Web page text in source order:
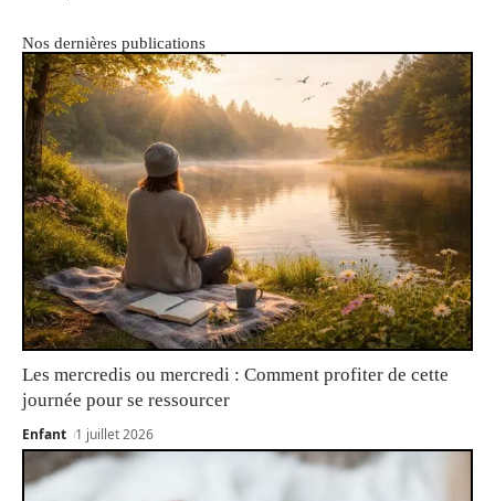
Nos dernières publications
Les mercredis ou mercredi : Comment profiter de cette
journée pour se ressourcer
Enfant 1 juillet 2026